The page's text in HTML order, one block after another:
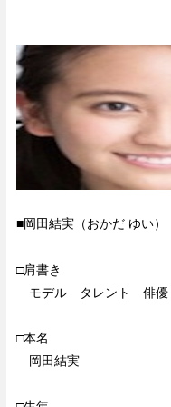
■岡田結実（おかだ ゆい）
□肩書き
モデル タレント 俳優
□本名
岡田結実